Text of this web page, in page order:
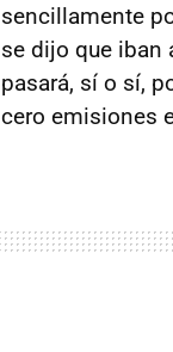
sencillamente
se dijo que iban
pasará, sí o sí,
cero emisiones